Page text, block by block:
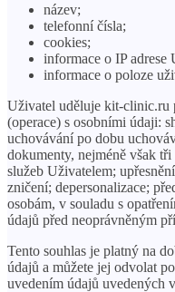
název;
telefonní čísla;
cookies;
informace o IP adrese
informace o poloze
Uživatel uděluje kit-clinic.ru
(operace) s osobními údaji:
uchovávání po dobu
dokumenty, nejméně však
služeb Uživatelem;
zničení; depersonalizace;
osobám, v souladu s
údajů před neoprávněným
Tento souhlas je platný na
údajů a můžete jej odvolat
uvedením údajů uvedených